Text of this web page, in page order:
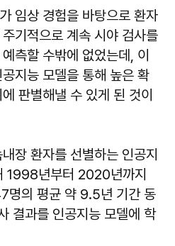
임상 경험을 바탕으로 환자
기적으로 계속 시야 검사를
측할 수밖에 없었는데, 이
지능 모델을 통해 높은 확
판별해낼 수 있게 된 것이
장 환자를 선별하는 인공지
1998년부터 2020년까지
명의 평균 약 9.5년 기간 동
결과를 인공지능 모델에 학